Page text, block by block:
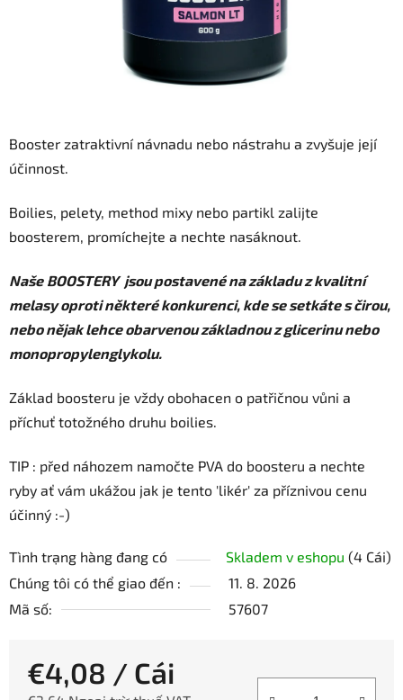
Booster zatraktivní návnadu nebo nástrahu a zvyšuje její
účinnost.
Boilies, pelety, method mixy nebo partikl zalijte
boosterem, promíchejte a nechte nasáknout.
Naše BOOSTERY jsou postavené na základu z kvalitní
melasy oproti některé konkurenci, kde se setkáte s čirou,
nebo nějak lehce obarvenou základnou z glicerinu nebo
monopropylenglykolu.
Základ boosteru je vždy obohacen o patřičnou vůni a
příchuť totožného druhu boilies.
TIP : před náhozem namočte PVA do boosteru a nechte
ryby ať vám ukážou jak je tento 'likér' za příznivou cenu
účinný :-)
Tình trạng hàng đang có Skladem v eshopu (4 Cái)
Chúng tôi có thể giao đến :
11. 8. 2026
Mã số:
57607
€4,08 / Cái